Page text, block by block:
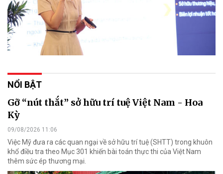
NỔI BẬT
Gỡ “nút thắt” sở hữu trí tuệ Việt Nam - Hoa
Kỳ
09/08/2026 11:06
Việc Mỹ đưa ra các quan ngại về sở hữu trí tuệ (SHTT) trong khuôn
khổ điều tra theo Mục 301 khiến bài toán thực thi của Việt Nam
thêm sức ép thương mại.